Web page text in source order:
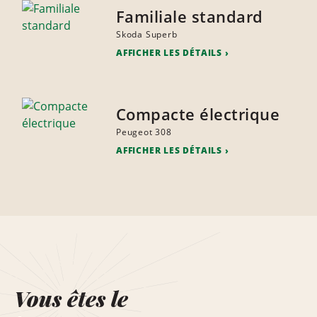
Familiale standard
Skoda Superb
AFFICHER LES DÉTAILS
Compacte électrique
Peugeot 308
AFFICHER LES DÉTAILS
Vous êtes le